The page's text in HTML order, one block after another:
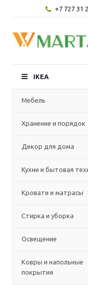
+7 727 31
IKEA
Мебель
Хранение и порядок
Декор для дома
Кухни и бытовая
Кровати и матрасы
Стирка и уборка
Освещение
Ковры и напольные
покрытия